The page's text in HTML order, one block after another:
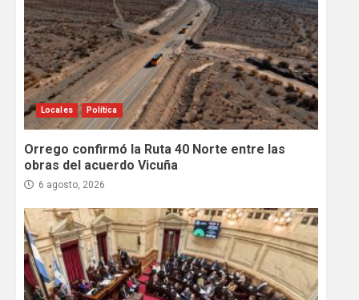
Locales Política
Orrego confirmó la Ruta 40 Norte entre las
obras del acuerdo Vicuña
6 agosto, 2026